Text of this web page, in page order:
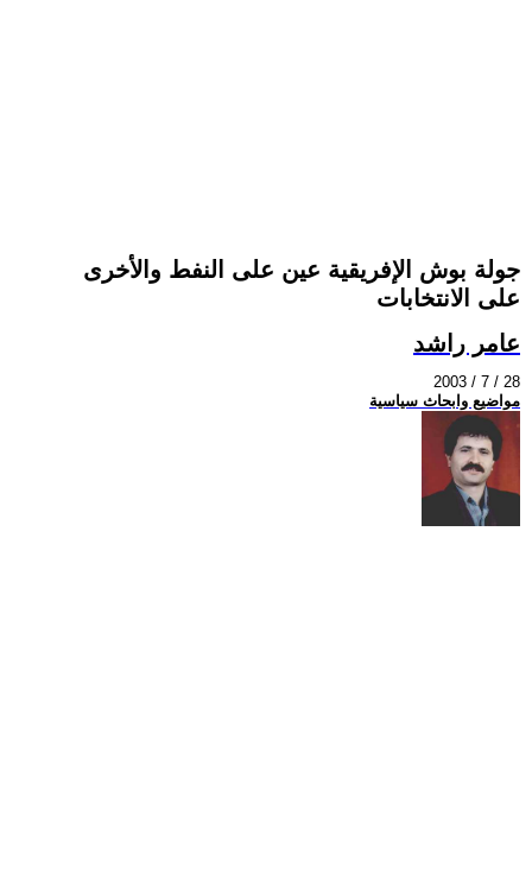
جولة بوش الإفريقية عين على النفط والأخرى
على الانتخابات
عامر راشد
2003 / 7 / 28
مواضيع وابحاث سياسية